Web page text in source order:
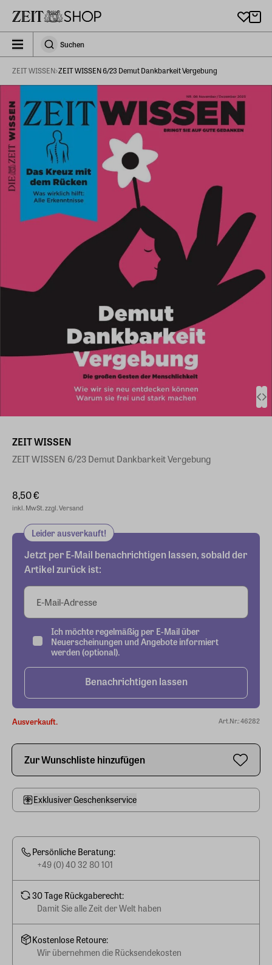
zeit_storefront.components.search.collapsed
SuchenSuchen
ZEIT WISSEN ZEIT WISSEN 6/23 Demut Dankbarkeit Vergebung
ZEIT WISSEN
ZEIT WISSEN 6/23 Demut Dankbarkeit Vergebung
8,50 €
inkl. MwSt. zzgl. Versand
Leider ausverkauft!
Jetzt per E-Mail benachrichtigen lassen, sobald der
Artikel zurück ist:
E-Mail-Adresse
Ich möchte regelmäßig per E-Mail über
Neuerscheinungen und Angebote informiert
werden (optional).
Benachrichtigen lassen
Ausverkauft. Art.Nr.: 46282
Zur Wunschliste hinzufügen
Exklusiver Geschenkservice
Persönliche Beratung:
+49 (0) 40 32 80 101
30 Tage Rückgaberecht:
Damit Sie alle Zeit der Welt haben
Kostenlose Retoure:
Wir übernehmen die Rücksendekosten